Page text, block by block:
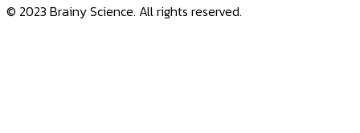
© 2023 Brainy Science. All rights reserved.